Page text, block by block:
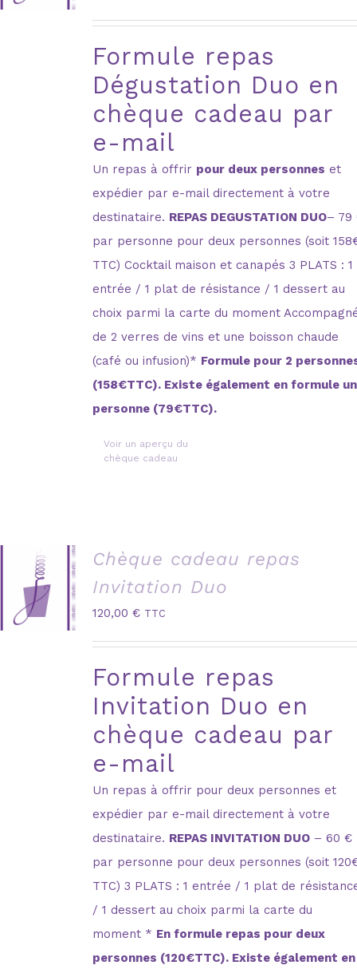
Formule repas
Dégustation Duo en
chèque cadeau par
e-mail
Un repas à offrir pour deux personnes et
expédier par e-mail directement à votre
destinataire. REPAS DEGUSTATION DUO– 79
par personne pour deux personnes (soit
TTC) Cocktail maison et canapés 3 PLATS : 1
entrée / 1 plat de résistance / 1 dessert au
choix parmi la carte du moment
de 2 verres de vins et une boisson chaude
(café ou infusion)* Formule pour 2
(158€TTC). Existe également en formule
personne (79€TTC).
Voir un aperçu du
chèque cadeau
VOIR LA
CARTE
Chèque cadeau repas
Invitation Duo
120,00€ TTC
Formule repas
Invitation Duo en
chèque cadeau par
e-mail
Un repas à offrir pour deux personnes et
expédier par e-mail directement à votre
destinataire. REPAS INVITATION DUO – 60 €
par personne pour deux personnes (soit
TTC) 3 PLATS : 1 entrée / 1 plat de
/ 1 dessert au choix parmi la carte du
moment * En formule repas pour deux
personnes (120€TTC). Existe également en